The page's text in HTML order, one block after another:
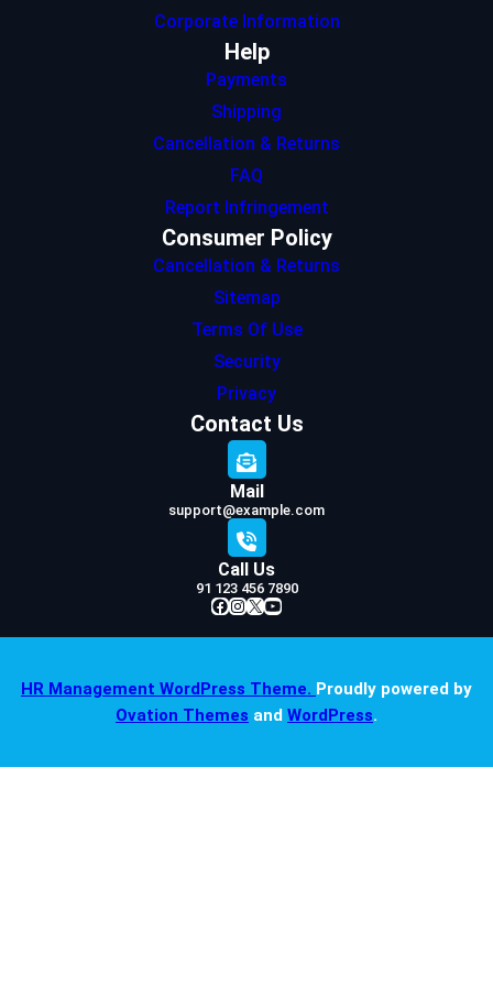
Corporate Information
Help
Payments
Shipping
Cancellation & Returns
FAQ
Report Infringement
Consumer Policy
Cancellation & Returns
Sitemap
Terms Of Use
Security
Privacy
Contact Us
Mail
support@example.com
Call Us
91 123 456 7890
Facebook InstagramX YouTube
HR Management WordPress Theme. Proudly powered by
Ovation Themes and WordPress.